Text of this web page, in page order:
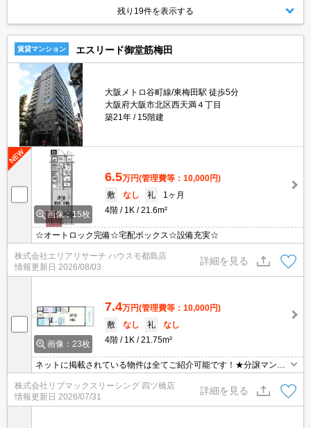
残り19件を表示する
賃貸マンション エスリード御堂筋梅田
大阪メトロ谷町線/東梅田駅 徒歩5分
大阪府大阪市北区西天満４丁目
築21年
15階建
画像：15枚
6.5万円(管理費等：10,000円)
敷
なし 礼
1ヶ月
4階
1K 21.6m²
☆オートロック完備☆宅配ボックス☆設備充実☆
株式会社エリアリサーチ ハウスモ都島店
情報更新日 2026/08/03
詳細を見る
画像：23枚
7.4万円(管理費等：10,000円)
敷
なし 礼
なし
4階
1K 21.75m²
ネットに掲載されている物件は全てご紹介可能です！★分譲マンシ
ョン★初期費用クレジット決済可能★人気のカウンターキッチンタ
イプ★弊社は天満橋駅前店、新大阪駅前店、梅田店、江坂店、四ツ
橋店ご希望の店舗でご対応可能です★女性スタッフ・ベテランスタ
ッフ在籍★内見代行・写真撮影/動画撮影/WEB契約等来店不要でご
株式会社リブマックスリーシング 四ツ橋店
情報更新日 2026/07/31
詳細を見る